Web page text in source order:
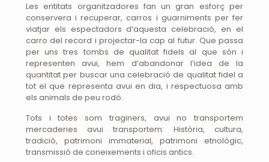
Les entitats organitzadores fan un gran esforç per
conservera i recuperar, carros i guarniments per fer
viatjar els espectadors d’aquesta celebració, en el
carro del record i projectar-la cap al futur. Que passa
per uns tres tombs de qualitat fidels al que són i
representen avui, hem d’abandonar l’idea de la
quantitat per buscar una celebració de qualitat fidel a
tot el que representa avui en dia, i respectuosa amb
els animals de peu rodó.
Tots i totes som traginers, avui no transportem
mercaderies avui transportem: Història, cultura,
tradició, patrimoni immaterial, patrimoni etnològic,
transmissió de coneixements i oficis antics.